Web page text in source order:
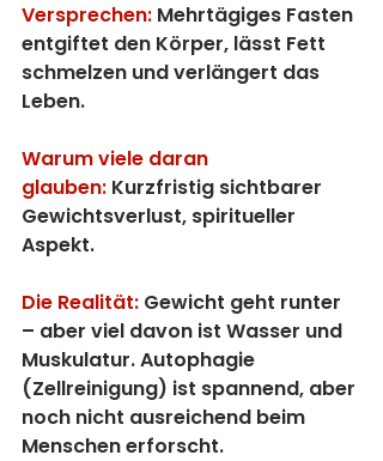
Versprechen: Mehrtägiges Fasten
entgiftet den Körper, lässt Fett
schmelzen und verlängert das
Leben.
Warum viele daran
glauben: Kurzfristig sichtbarer
Gewichtsverlust, spiritueller
Aspekt.
Die Realität: Gewicht geht runter
– aber viel davon ist Wasser und
Muskulatur. Autophagie
(Zellreinigung) ist spannend, aber
noch nicht ausreichend beim
Menschen erforscht.